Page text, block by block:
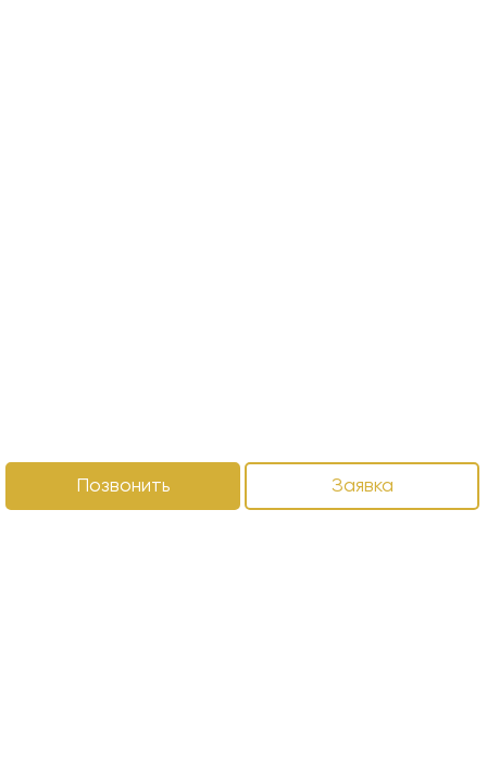
Позвонить Заявка